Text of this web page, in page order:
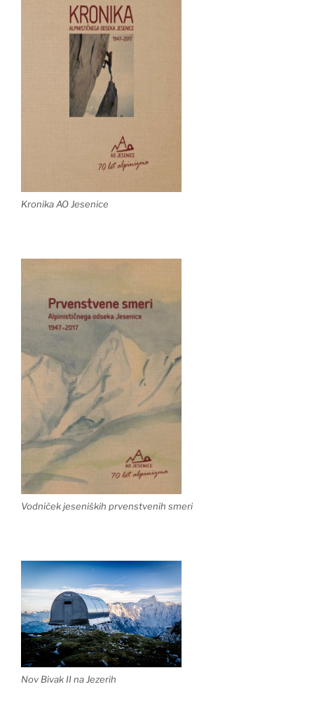
Kronika AO Jesenice
Vodniček jeseniških prvenstvenih smeri
Nov Bivak II na Jezerih